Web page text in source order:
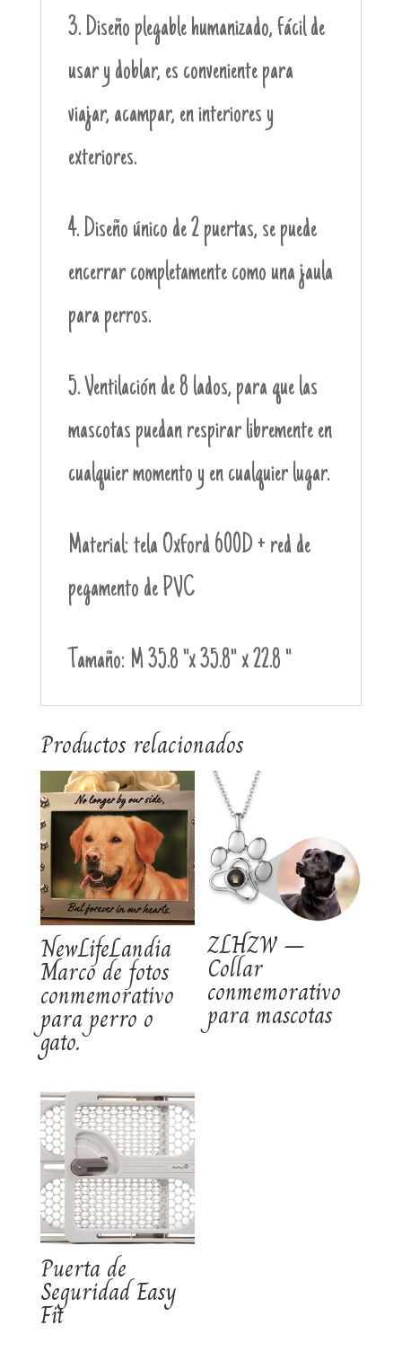
3. Diseño plegable humanizado, fácil de
usar y doblar, es conveniente para
viajar, acampar, en interiores y
exteriores.
4. Diseño único de 2 puertas, se puede
encerrar completamente como una jaula
para perros.
5. Ventilación de 8 lados, para que las
mascotas puedan respirar libremente en
cualquier momento y en cualquier lugar.
Material: tela Oxford 600D + red de
pegamento de PVC
Tamaño: M 35.8 "x 35.8" x 22.8 "
Productos relacionados
NewLifeLandia
Marco de fotos
conmemorativo
para perro o
gato.
ZLHZW –
Collar
conmemorativo
para mascotas
Puerta de
Seguridad Easy
Fit